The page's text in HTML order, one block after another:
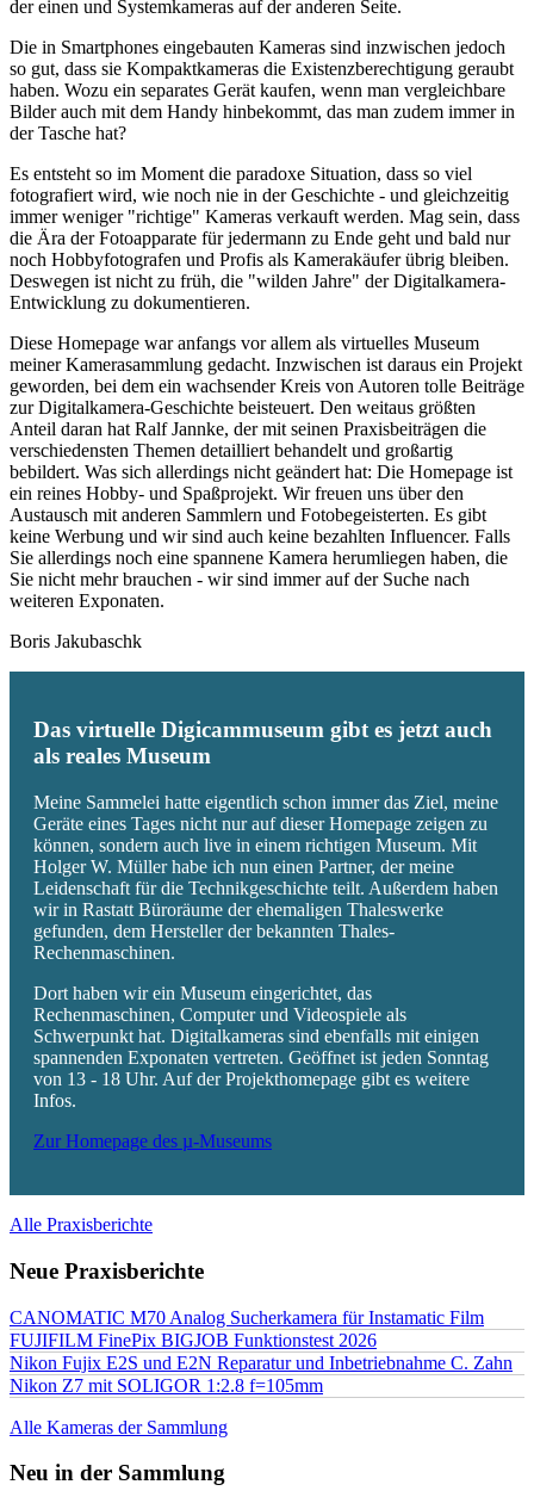
der einen und Systemkameras auf der anderen Seite.
Die in Smartphones eingebauten Kameras sind inzwischen jedoch
so gut, dass sie Kompaktkameras die Existenzberechtigung geraubt
haben. Wozu ein separates Gerät kaufen, wenn man vergleichbare
Bilder auch mit dem Handy hinbekommt, das man zudem immer in
der Tasche hat?
Es entsteht so im Moment die paradoxe Situation, dass so viel
fotografiert wird, wie noch nie in der Geschichte - und gleichzeitig
immer weniger "richtige" Kameras verkauft werden. Mag sein, dass
die Ära der Fotoapparate für jedermann zu Ende geht und bald nur
noch Hobbyfotografen und Profis als Kamerakäufer übrig bleiben.
Deswegen ist nicht zu früh, die "wilden Jahre" der Digitalkamera-
Entwicklung zu dokumentieren.
Diese Homepage war anfangs vor allem als virtuelles Museum
meiner Kamerasammlung gedacht. Inzwischen ist daraus ein Projekt
geworden, bei dem ein wachsender Kreis von Autoren tolle Beiträge
zur Digitalkamera-Geschichte beisteuert. Den weitaus größten
Anteil daran hat Ralf Jannke, der mit seinen Praxisbeiträgen die
verschiedensten Themen detailliert behandelt und großartig
bebildert. Was sich allerdings nicht geändert hat: Die Homepage ist
ein reines Hobby- und Spaßprojekt. Wir freuen uns über den
Austausch mit anderen Sammlern und Fotobegeisterten. Es gibt
keine Werbung und wir sind auch keine bezahlten Influencer. Falls
Sie allerdings noch eine spannene Kamera herumliegen haben, die
Sie nicht mehr brauchen - wir sind immer auf der Suche nach
weiteren Exponaten.
Boris Jakubaschk
Das virtuelle Digicammuseum gibt es jetzt auch
als reales Museum
Meine Sammelei hatte eigentlich schon immer das Ziel, meine
Geräte eines Tages nicht nur auf dieser Homepage zeigen zu
können, sondern auch live in einem richtigen Museum. Mit
Holger W. Müller habe ich nun einen Partner, der meine
Leidenschaft für die Technikgeschichte teilt. Außerdem haben
wir in Rastatt Büroräume der ehemaligen Thaleswerke
gefunden, dem Hersteller der bekannten Thales-
Rechenmaschinen.
Dort haben wir ein Museum eingerichtet, das
Rechenmaschinen, Computer und Videospiele als
Schwerpunkt hat. Digitalkameras sind ebenfalls mit einigen
spannenden Exponaten vertreten. Geöffnet ist jeden Sonntag
von 13 - 18 Uhr. Auf der Projekthomepage gibt es weitere
Infos.
Zur Homepage des µ-Museums
Alle Praxisberichte
Neue Praxisberichte
CANOMATIC M70 Analog Sucherkamera für Instamatic Film
FUJIFILM FinePix BIGJOB Funktionstest 2026
Nikon Fujix E2S und E2N Reparatur und Inbetriebnahme C. Zahn
Nikon Z7 mit SOLIGOR 1:2.8 f=105mm
Alle Kameras der Sammlung
Neu in der Sammlung